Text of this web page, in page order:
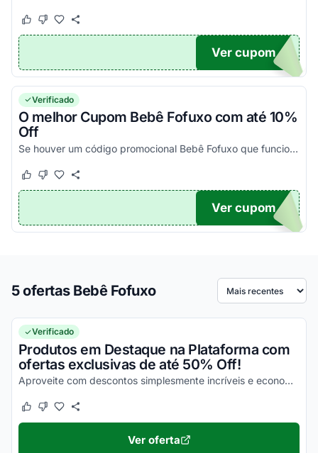
Este cupom funcionou
Este cupom não funcionou
UXO5
Ver cupom
Verificado
O melhor Cupom Bebê Fofuxo com até 10%
Off
Se houver um código promocional Bebê Fofuxo que funciona, ele estará aqui na nossa página. Pegue o voucher e confira agora!
Este cupom funcionou
Este cupom não funcionou
TICO
Ver cupom
5 ofertas Bebê Fofuxo Ordenar por
Verificado
Produtos em Destaque na Plataforma com
ofertas exclusivas de até 50% Off!
Aproveite com descontos simplesmente incríveis e economize da melhor maneira possível!
Este cupom funcionou
Este cupom não funcionou
Ver oferta